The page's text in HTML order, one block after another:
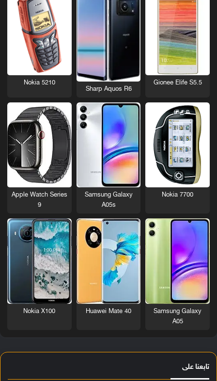
Gionee Elife S5.5
Sharp Aquos R6
Nokia 5210
Nokia 7700
Samsung Galaxy
A05s
Apple Watch Series
9
Samsung Galaxy
A05
Huawei Mate 40
Nokia X100
تابعنا على